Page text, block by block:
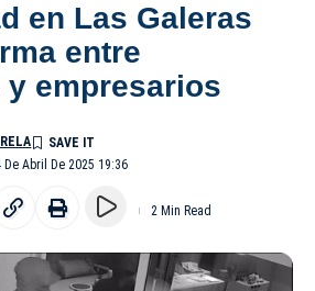
en Las Galeras
entre
empresarios
Abril De 2025 19:36
2 Min Read